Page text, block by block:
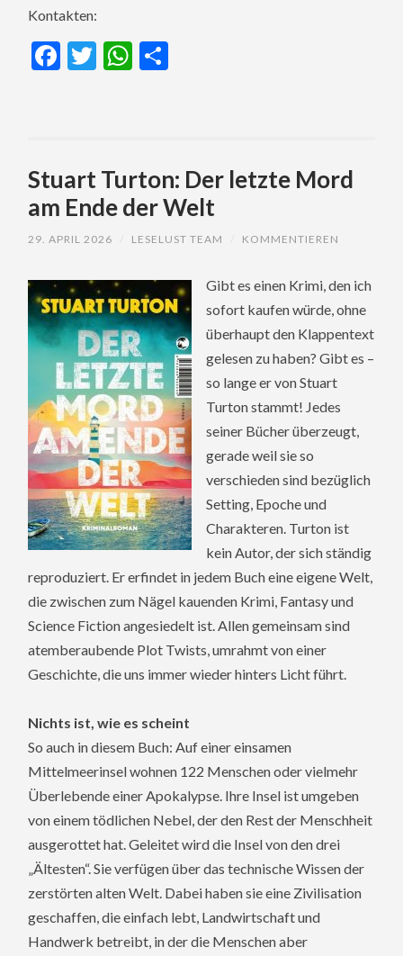
Kontakten:
Facebook
TwitterWhatsApp
Stuart Turton: Der letzte Mord
am Ende der Welt
29. APRIL 2026 LESELUST TEAM KOMMENTIEREN
Gibt es einen Krimi, den ich
sofort kaufen würde, ohne
überhaupt den Klappentext
gelesen zu haben? Gibt es –
so lange er von Stuart
Turton stammt! Jedes
seiner Bücher überzeugt,
gerade weil sie so
verschieden sind bezüglich
Setting, Epoche und
Charakteren. Turton ist
kein Autor, der sich ständig
reproduziert. Er erfindet in jedem Buch eine eigene Welt,
die zwischen zum Nägel kauenden Krimi, Fantasy und
Science Fiction angesiedelt ist. Allen gemeinsam sind
atemberaubende Plot Twists, umrahmt von einer
Geschichte, die uns immer wieder hinters Licht führt.
Nichts ist, wie es scheint
So auch in diesem Buch: Auf einer einsamen
Mittelmeerinsel wohnen 122 Menschen oder vielmehr
Überlebende einer Apokalypse. Ihre Insel ist umgeben
von einem tödlichen Nebel, der den Rest der Menschheit
ausgerottet hat. Geleitet wird die Insel von den drei
„Ältesten“. Sie verfügen über das technische Wissen der
zerstörten alten Welt. Dabei haben sie eine Zivilisation
geschaffen, die einfach lebt, Landwirtschaft und
Handwerk betreibt, in der die Menschen aber